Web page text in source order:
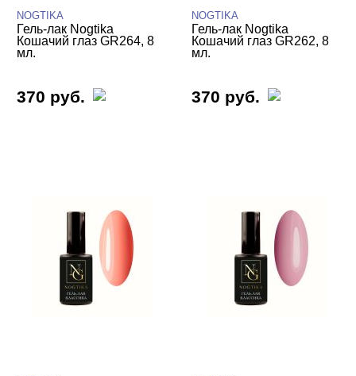
NOGTIKA
Гель-лак Nogtika
Кошачий глаз GR264, 8
мл.
370 руб.
NOGTIKA
Гель-лак Nogtika
Кошачий глаз GR262, 8
мл.
370 руб.